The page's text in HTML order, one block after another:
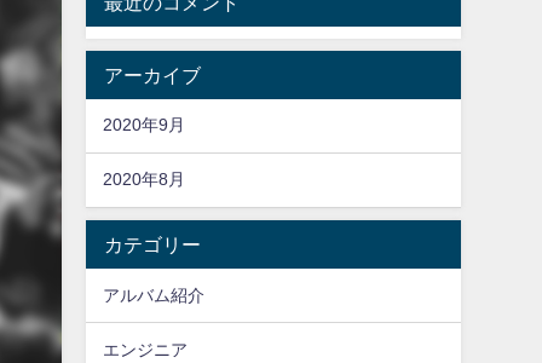
アーカイブ
2020年9月
2020年8月
カテゴリー
アルバム紹介
エンジニア